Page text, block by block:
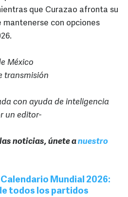
que Curazao afronta su
con opciones
México
transmisión
con ayuda de inteligencia
un editor-
noticias, únete anuestro
Calendario Mundial 2026:
todos los partidos